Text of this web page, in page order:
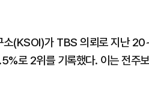
소(KSOI)가 TBS 의뢰로 지난
로 2위를 기록했다. 이는 전주